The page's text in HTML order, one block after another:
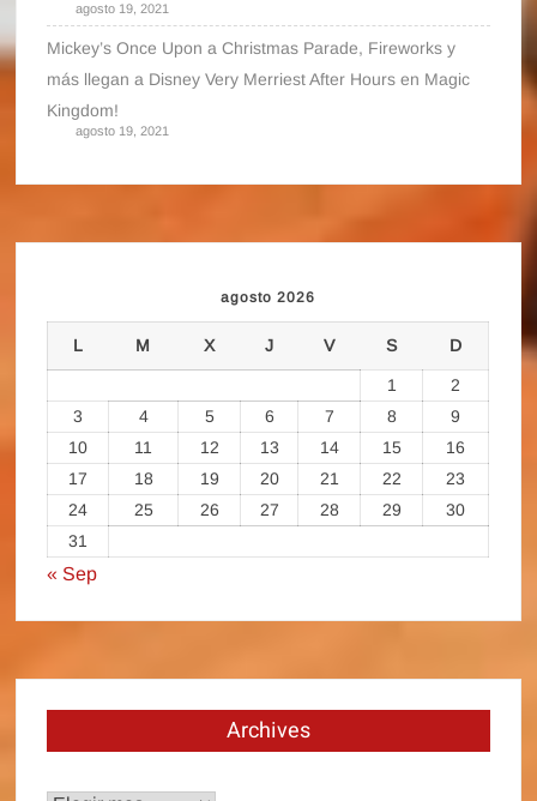
agosto 19, 2021
Mickey’s Once Upon a Christmas Parade, Fireworks y
más llegan a Disney Very Merriest After Hours en Magic
Kingdom!
agosto 19, 2021
agosto 2026
L M X J V S D
1
2
3
4 5 6 7 8
9
10
11 12 13 14 15
16
17
18 19 20 21 22
23
24
25 26 27 28 29
30
31
« Sep
Archives